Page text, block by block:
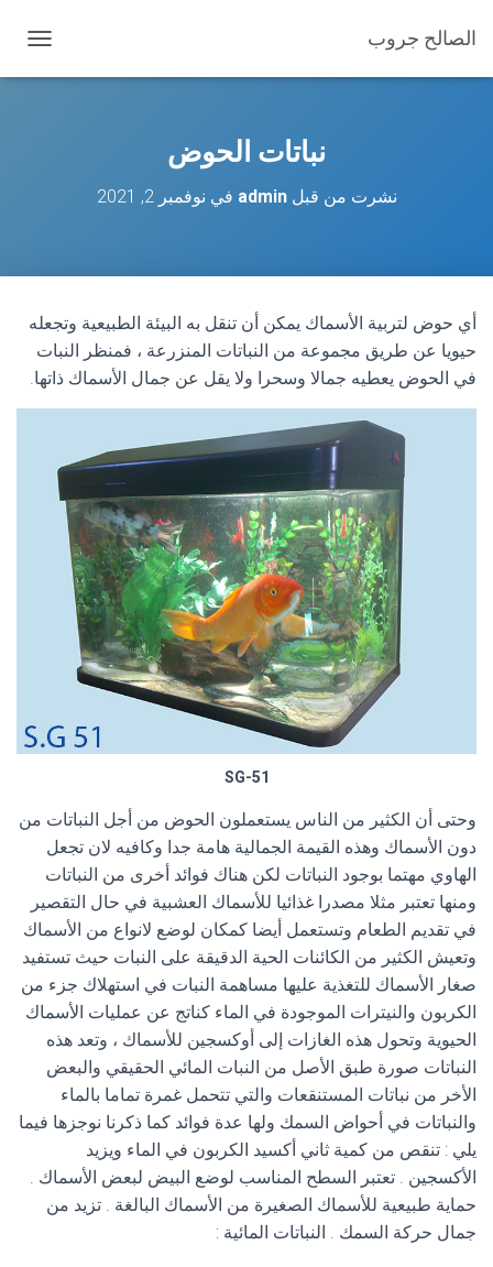
الصالح جروب
ب
نباتات الحوض
نشرت من قبلadmin في نوفمبر 2, 2021
أي حوض لتربية الأسماك يمكن أن تنقل به البيئة الطبيعية وتجعله
حيويا عن طريق مجموعة من النباتات المنزرعة ، فمنظر النبات
في الحوض يعطيه جمالا وسحرا ولا يقل عن جمال الأسماك ذاتها.
SG-51
وحتى أن الكثير من الناس يستعملون الحوض من أجل النباتات من
دون الأسماك وهذه القيمة الجمالية هامة جدا وكافيه لان تجعل
الهاوي مهتما بوجود النباتات لكن هناك فوائد أخرى من النباتات
ومنها تعتبر مثلا مصدرا غذائيا للأسماك العشبية في حال التقصير
في تقديم الطعام وتستعمل أيضا كمكان لوضع لانواع من الأسماك
وتعيش الكثير من الكائنات الحية الدقيقة على النبات حيث تستفيد
صغار الأسماك للتغذية عليها مساهمة النبات في استهلاك جزء من
الكربون والنيترات الموجودة في الماء كناتج عن عمليات الأسماك
الحيوية وتحول هذه الغازات إلى أوكسجين للأسماك ، وتعد هذه
النباتات صورة طبق الأصل من النبات المائي الحقيقي والبعض
الأخر من نباتات المستنقعات والتي تتحمل غمرة تماما بالماء
والنباتات في أحواض السمك ولها عدة فوائد كما ذكرنا نوجزها فيما
يلي : تنقص من كمية ثاني أكسيد الكربون في الماء ويزيد
الأكسجين . تعتبر السطح المناسب لوضع البيض لبعض الأسماك .
حماية طبيعية للأسماك الصغيرة من الأسماك البالغة . تزيد من
جمال حركة السمك . النباتات المائية :